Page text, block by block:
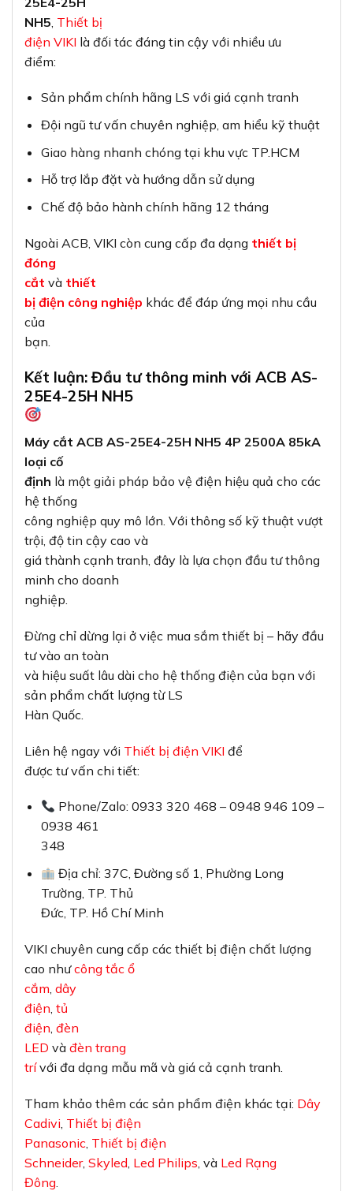
NH5 Thiết bị
điện VIKI là đối tác đáng tin cậy với nhiều ưu
điểm:
Sản phẩm chính hãng LS với giá cạnh tranh
Đội ngũ tư vấn chuyên nghiệp, am hiểu kỹ thuật
Giao hàng nhanh chóng tại khu vực TP.HCM
Hỗ trợ lắp đặt và hướng dẫn sử dụng
Chế độ bảo hành chính hãng 12 tháng
Ngoài ACB, VIKI còn cung cấp đa dạng thiết bị
đóng
cắt và thiết
bị điện công nghiệp khác để đáp ứng mọi nhu cầu
của
bạn.
Kết luận: Đầu tư thông minh với ACB AS-
25E4-25H NH5
Máy cắt ACB AS-25E4-25H NH5 4P 2500A 85kA
loại cố
định là một giải pháp bảo vệ điện hiệu quả cho các
hệ thống
công nghiệp quy mô lớn. Với thông số kỹ thuật vượt
trội, độ tin cậy cao và
giá thành cạnh tranh, đây là lựa chọn đầu tư thông
minh cho doanh
nghiệp.
Đừng chỉ dừng lại ở việc mua sắm thiết bị – hãy đầu
tư vào an toàn
và hiệu suất lâu dài cho hệ thống điện của bạn với
sản phẩm chất lượng từ LS
Hàn Quốc.
Liên hệ ngay với Thiết bị điện VIKI để
được tư vấn chi tiết:
Phone/Zalo: 0933 320 468 – 0948 946 109 –
0938 461
348
Địa chỉ: 37C, Đường số 1, Phường Long
Trường, TP. Thủ
Đức, TP. Hồ Chí Minh
VIKI chuyên cung cấp các thiết bị điện chất lượng
cao nhưcông tắc ổ
cắm dây
điện tủ
điện đèn
LED và đèn trang
trívới đa dạng mẫu mã và giá cả cạnh tranh.
Tham khảo thêm các sản phẩm điện khác tại: Dây
Cadivi Thiết bị điện
Panasonic Thiết bị điện
Schneider, Skyled Led Philips , và Led Rạng
Đông